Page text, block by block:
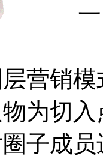
一、
销模
为切
子成